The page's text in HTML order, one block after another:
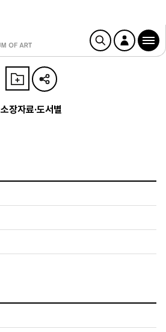
소장자료·도서별